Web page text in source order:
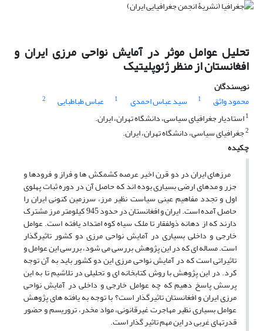
تحلیل عوامل موثر در آمایش نواحی مرزی ایران و
افغانستان از منظر ژئوپلیتیک
نویسندگان
محمود واثق
1 سید عباس احمدی 1 عباس طباطبایی
2
1استادیار جغرافیای سیاسی، دانشگاه تهران، ایران.
2جغرافیای سیاسی، دانشگاه تهران، ایران.
چکیده
مرزهای ایران در دو قرن اخیر عرصه کشمکش ها و فراز و فرودها و
جزر و مدهای ارضی بسیاری بوده اند که حاصل آن در دوره ثبات پهلوی
اول و تجدد مفاهیم عینی سیاست نظیر مرز، سرزمین کنونی ایران را
حاصل آمده است. ایران و افغانستان در حدود 945 کیلومتر مرز مشترک
دارند که از دهانه ذولفقار تا ملک سیاه کوه امتداد یافته است. عوامل
خارجی و داخلی بسیاری در آمایش نواحی مرزی دو کشور تاثیرگذار
است. مساله ای که در این پژوهش بررسی می شود، بررسی این عوامل و
تاثیراتی است که در آمایش نواحی مرزی این دو کشور باید به آن توجه
کرد. در این پژوهش با روش کتابخانه ای و تحلیلی در تلاشیم تا به این
پرسش پاسخ دهیم که چه عوامل خارجی و داخلی در آمایش نواحی
مرزی ایران و افغانستان تاثیرگذار است؟ با توجه به یافته های پژوهش
عوامل بسیاری نظیر مهاجرت غیرقانونی، مواد مخدر، تروریسم و حضور
قدرتهای غربی در این مهم تاثیر گذار است.